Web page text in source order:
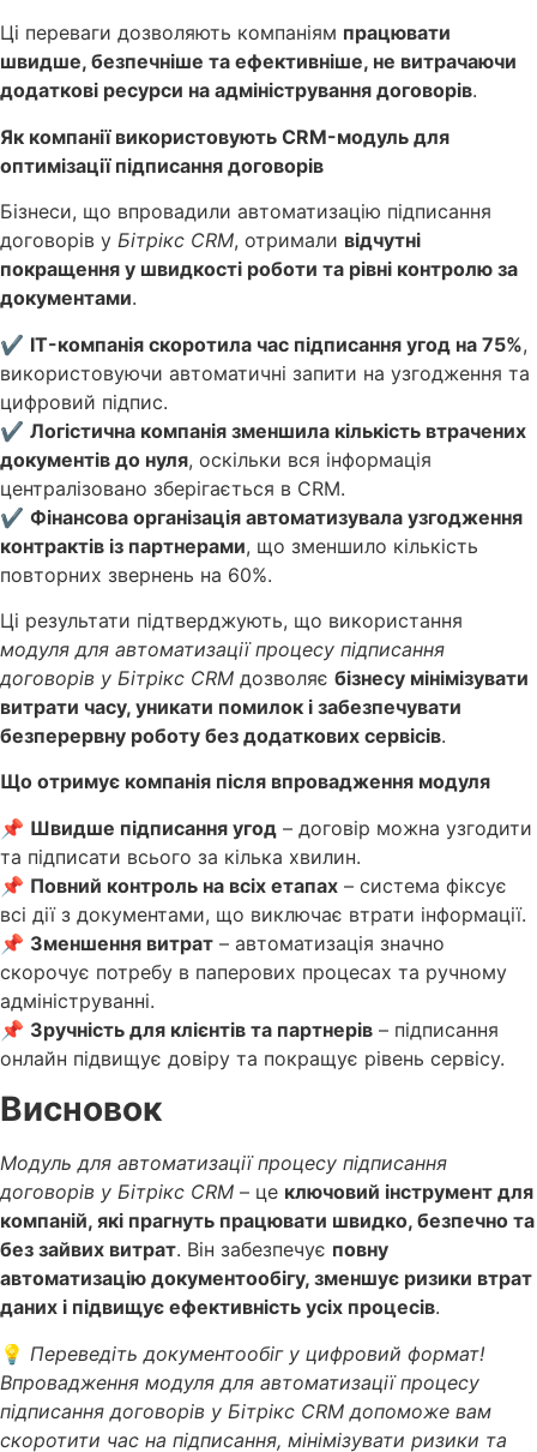
Ці переваги дозволяють компаніям працювати
швидше, безпечніше та ефективніше, не витрачаючи
додаткові ресурси на адміністрування договорів.
Як компанії використовують CRM-модуль для
оптимізації підписання договорів
Бізнеси, що впровадили автоматизацію підписання
договорів у Бітрікс CRM, отримали відчутні
покращення у швидкості роботи та рівні контролю за
документами.
✔ IT-компанія скоротила час підписання угод на 75%,
використовуючи автоматичні запити на узгодження та
цифровий підпис.
✔ Логістична компанія зменшила кількість втрачених
документів до нуля, оскільки вся інформація
централізовано зберігається в CRM.
✔ Фінансова організація автоматизувала узгодження
контрактів із партнерами, що зменшило кількість
повторних звернень на 60%.
Ці результати підтверджують, що використання
модуля для автоматизації процесу підписання
договорів у Бітрікс CRM дозволяє бізнесу мінімізувати
витрати часу, уникати помилок і забезпечувати
безперервну роботу без додаткових сервісів.
Що отримує компанія після впровадження модуля
📌 Швидше підписання угод – договір можна узгодити
та підписати всього за кілька хвилин.
📌 Повний контроль на всіх етапах – система фіксує
всі дії з документами, що виключає втрати інформації.
📌 Зменшення витрат – автоматизація значно
скорочує потребу в паперових процесах та ручному
адмініструванні.
📌 Зручність для клієнтів та партнерів – підписання
онлайн підвищує довіру та покращує рівень сервісу.
Висновок
Модуль для автоматизації процесу підписання
договорів у Бітрікс CRM – це ключовий інструмент для
компаній, які прагнуть працювати швидко, безпечно та
без зайвих витрат. Він забезпечує повну
автоматизацію документообігу, зменшує ризики втрат
даних і підвищує ефективність усіх процесів.
💡 Переведіть документообіг у цифровий формат!
Впровадження модуля для автоматизації процесу
підписання договорів у Бітрікс CRM допоможе вам
скоротити час на підписання, мінімізувати ризики та